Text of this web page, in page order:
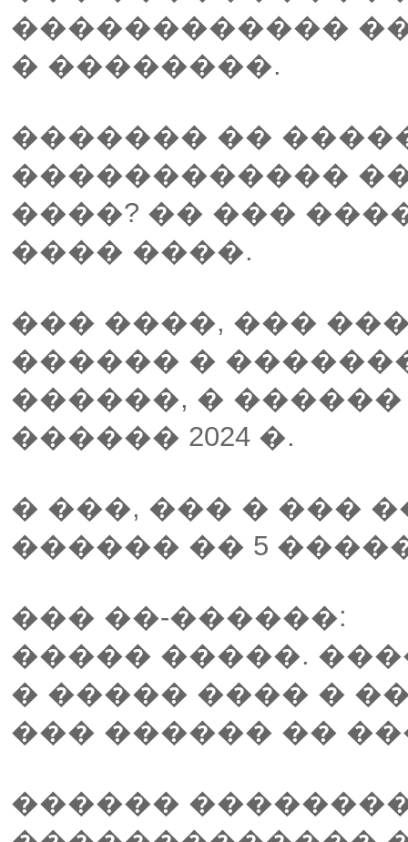
������������
� ��������.
������� ��
������������
����? �� ���
���� ����.
��� ����, ���
������ �
������, �
������ 2024 �.
� ���, ��� � ���
������ �� 5
��� ��-������:
����� �����.
� ����� ���� �
��� ������ ��
������